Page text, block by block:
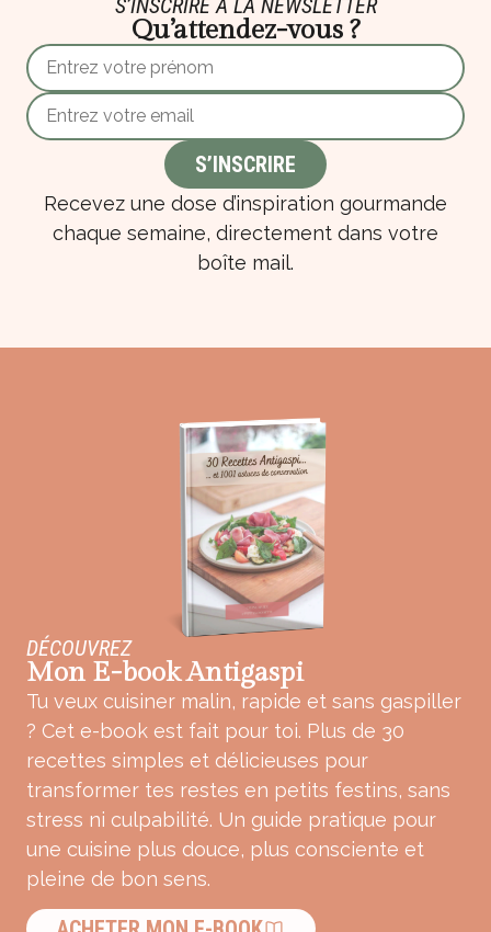
S’INSCRIRE À LA NEWSLETTER
Qu’attendez-vous ?
Recevez une dose d’inspiration gourmande
chaque semaine, directement dans votre
boîte mail.
DÉCOUVREZ
Mon E-book Antigaspi
Tu veux cuisiner malin, rapide et sans gaspiller
? Cet e-book est fait pour toi. Plus de 30
recettes simples et délicieuses pour
transformer tes restes en petits festins, sans
stress ni culpabilité. Un guide pratique pour
une cuisine plus douce, plus consciente et
pleine de bon sens.